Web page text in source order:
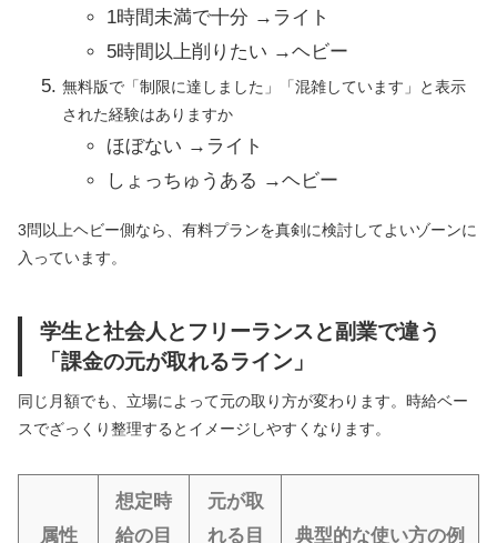
1時間未満で十分 →ライト
5時間以上削りたい →ヘビー
無料版で「制限に達しました」「混雑しています」と表示
された経験はありますか
ほぼない →ライト
しょっちゅうある →ヘビー
3問以上ヘビー側なら、有料プランを真剣に検討してよいゾーンに
入っています。
学生と社会人とフリーランスと副業で違う
「課金の元が取れるライン」
同じ月額でも、立場によって元の取り方が変わります。時給ベー
スでざっくり整理するとイメージしやすくなります。
属性
想定時
給の目
元が取
れる目
典型的な使い方の例